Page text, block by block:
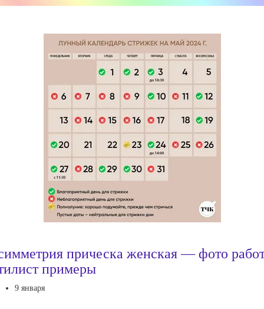
прическа женская — фото
примеры
9 января